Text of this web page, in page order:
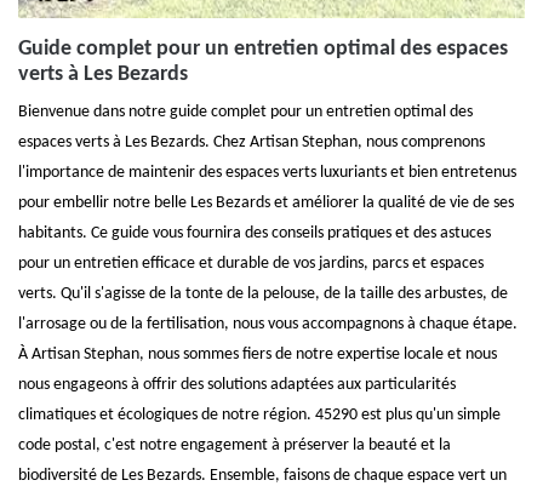
Guide complet pour un entretien optimal des espaces
verts à Les Bezards
Bienvenue dans notre guide complet pour un entretien optimal des
espaces verts à Les Bezards. Chez Artisan Stephan, nous comprenons
l'importance de maintenir des espaces verts luxuriants et bien entretenus
pour embellir notre belle Les Bezards et améliorer la qualité de vie de ses
habitants. Ce guide vous fournira des conseils pratiques et des astuces
pour un entretien efficace et durable de vos jardins, parcs et espaces
verts. Qu'il s'agisse de la tonte de la pelouse, de la taille des arbustes, de
l'arrosage ou de la fertilisation, nous vous accompagnons à chaque étape.
À Artisan Stephan, nous sommes fiers de notre expertise locale et nous
nous engageons à offrir des solutions adaptées aux particularités
climatiques et écologiques de notre région. 45290 est plus qu'un simple
code postal, c'est notre engagement à préserver la beauté et la
biodiversité de Les Bezards. Ensemble, faisons de chaque espace vert un